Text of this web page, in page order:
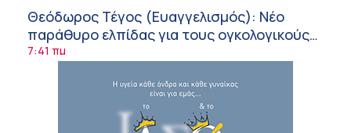
Θεόδωρος Τέγος (Ευαγγελισμός): Νέο
παράθυρο ελπίδας για τους ογκολογικούς
ασθενείς μέσω κλινικών δοκιμών
7:41 πμ
Ασφάλεια στο νερό: 8 χρήσιμες οδηγίες
από τον Ελληνικό Ερυθρό Σταυρό